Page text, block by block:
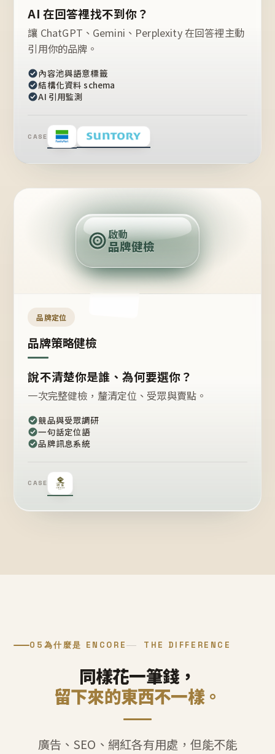
AI 在回答裡找不到你？
讓 ChatGPT、Gemini、Perplexity 在回答裡主動
引用你的品牌。
內容池與語意標籤
結構化資料 schema
AI 引用監測
CASE
定
位
點
啟動
品牌健檢
品牌定位
品牌策略健檢
說不清楚你是誰、為何要選你？
一次完整健檢，釐清定位、受眾與賣點。
競品與受眾調研
一句話定位語
品牌訊息系統
CASE
05 為什麼是 ENCORE THE DIFFERENCE
同樣花一筆錢，
留下來的東西不一樣。
廣告、SEO、網紅各有用處，但能不能